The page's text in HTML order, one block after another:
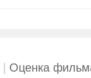
| Оценка